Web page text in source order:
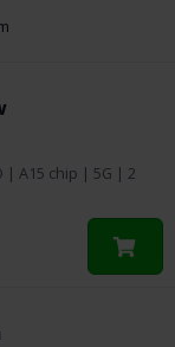
| A15 chip | 5G | 2